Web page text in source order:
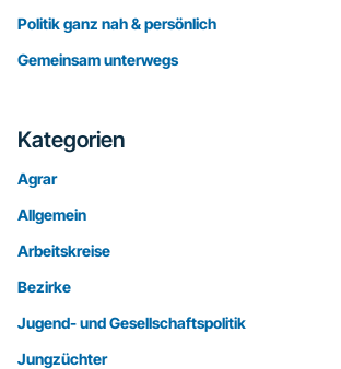
Politik ganz nah & persönlich
Gemeinsam unterwegs
Kategorien
Agrar
Allgemein
Arbeitskreise
Bezirke
Jugend- und Gesellschaftspolitik
Jungzüchter